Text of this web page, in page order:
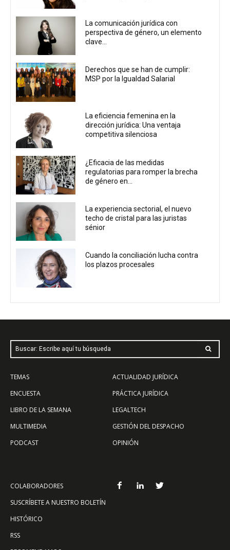
La comunicación jurídica con
perspectiva de género, un elemento
clave...
Derechos que se han de cumplir:
MSP por la Igualdad Salarial
La eficiencia femenina en la
dirección jurídica: Una ventaja
competitiva silenciosa
¿Eficacia de las medidas
regulatorias para romper la brecha
de género en...
La experiencia sectorial, el nuevo
techo de cristal para las juristas
sénior
Cuando la conciliación lucha contra
los plazos procesales
Buscar: Escribe aquí tu búsqueda
TEMAS
ENCUESTA
LIBRO DE LA SEMANA
MULTIMEDIA
PODCAST
ACTUALIDAD JURÍDICA
PRÁCTICA JURÍDICA
LEGALTECH
GESTIÓN DEL DESPACHO
OPINIÓN
COLABORADORES
SUSCRÍBETE A NUESTRO BOLETÍN
HISTÓRICO
RSS